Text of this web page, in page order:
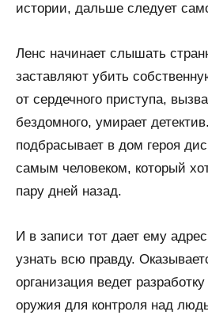
истории, дальше следует
Ленс начинает слышать
заставляют убить
от сердечного приступа,
бездомного, умирает
подбрасывает в дом героя
самым человеком, который
пару дней назад.
И в записи тот дает ему
узнать всю правду.
организация ведет
оружия для контроля над